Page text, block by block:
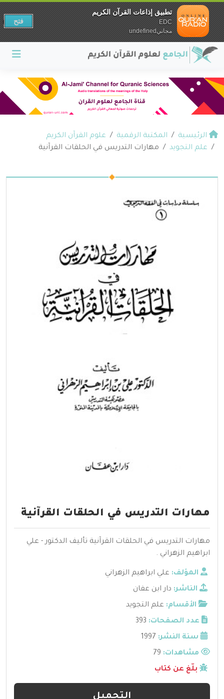
الرئيسية المكتبة الرقمية
علوم القرآن الكريم
علم التجويد
مهارات التدريس في الحلقات القرآنية
مهارات التدريس في الحلقات القرآنية
مهارات التدريس في الحلقات القرآنية تأليف الدكتور - علي
ابراهيم الزهراني .
المؤلف: علي ابراهيم الزهراني
الناشر: دار ابن عفان
الأقسام: علم التجويد
عدد الصفحات: 393
سنة النشر: 1997
مشاهدات:
بلّغ عن كتاب
التحميل
تطبيق إذاعات القرآن الكريم
EDC
مجانيundefined
فتح